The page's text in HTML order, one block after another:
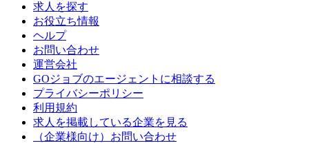
求人を探す
お役立ち情報
ヘルプ
お問い合わせ
運営会社
GOジョブのエージェントに相談する
プライバシーポリシー
利用規約
求人を掲載している企業を見る
（企業様向け）お問い合わせ